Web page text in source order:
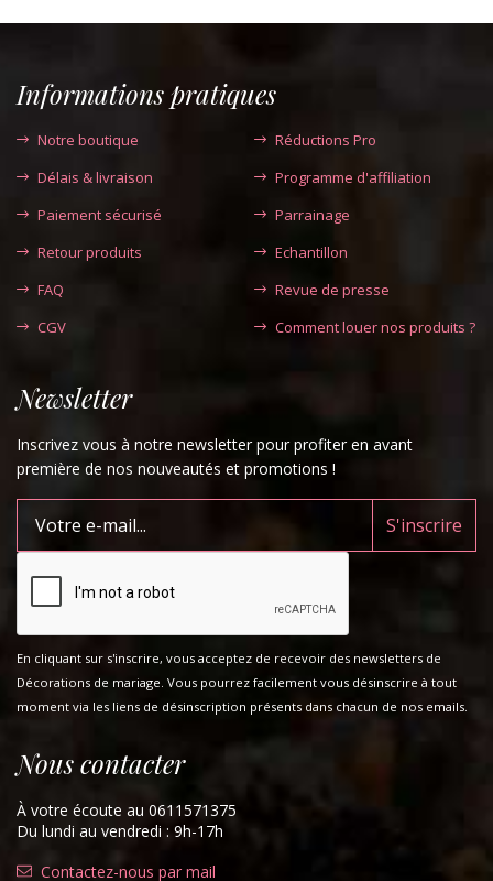
Informations pratiques
Notre boutique
Délais & livraison
Paiement sécurisé
Retour produits
FAQ
CGV
Réductions Pro
Programme d'affiliation
Parrainage
Echantillon
Revue de presse
Comment louer nos produits ?
Newsletter
Inscrivez vous à notre newsletter pour profiter en avant
première de nos nouveautés et promotions !
En cliquant sur s'inscrire, vous acceptez de recevoir des newsletters de
Décorations de mariage. Vous pourrez facilement vous désinscrire à tout
moment via les liens de désinscription présents dans chacun de nos emails.
Nous contacter
À votre écoute au 0611571375
Du lundi au vendredi : 9h-17h
Contactez-nous par mail